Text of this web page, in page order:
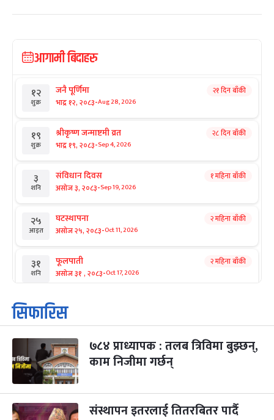
आगामी बिदाहरु
१२
शुक्र
जनै पूर्णिमा
भाद्र १२, २०८३-Aug 28, 2026
२१ दिन बाँकी
१९
शुक्र
श्रीकृष्ण जन्माष्टमी व्रत
भाद्र १९, २०८३-Sep 4, 2026
२८ दिन बाँकी
३
शनि
संविधान दिवस
असोज ३, २०८३-Sep 19, 2026
१ महिना बाँकी
२५
आइत
घटस्थापना
असोज २५, २०८३-Oct 11, 2026
२ महिना बाँकी
३१
शनि
फूलपाती
असोज ३१ , २०८३-Oct 17, 2026
२ महिना बाँकी
१
आइत
कार्तिक सङ्क्रान्ति
कार्तिक १, २०८३
३
मंगल
महानवमी
कार्तिक ३, २०८३-Oct 20, 2026
२ महिना बाँकी
४
बुध कार्तिक ४, २०८३
सिफारिस
७८४ प्राध्यापक : तलब त्रिविमा बुझ्छन्,
काम निजीमा गर्छन्
संस्थापन इतरलाई तितरबितर पार्दै